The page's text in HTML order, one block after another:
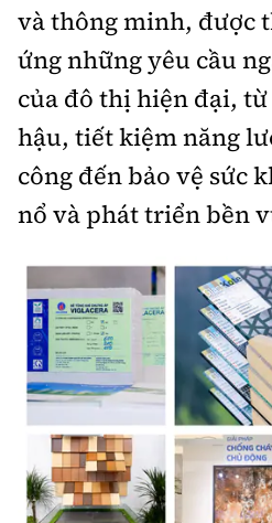
và thông minh, được
ứng những yêu cầu
của đô thị hiện đại,
hậu, tiết kiệm năng
công đến bảo vệ sức
nổ và phát triển bền